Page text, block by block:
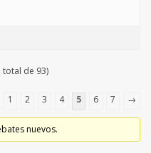
total de 93)
1 2 3 4 5 6 7 →
nuevos.